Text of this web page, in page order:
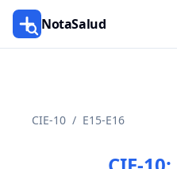
NotaSalud
CIE-10 / E15-E16